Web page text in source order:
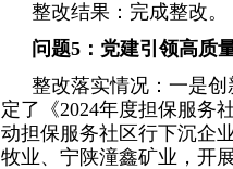
整改结果：完成整改。
问题5：党建引领高质
整改落实情况：一是创
定了《2024年度担保服务
动担保服务社区行下沉企
牧业、宁陕潼鑫矿业，开